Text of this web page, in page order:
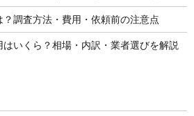
調査方法・費用・依頼前の注意点
いくら？相場・内訳・業者選びを解説